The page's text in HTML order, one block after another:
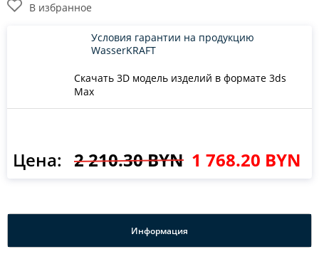
В избранное
Скачать 3D модель изделий в формате 3ds
Max
Условия гарантии на продукцию
WasserKRAFT
Цена: 2 210.30 BYN 1 768.20 BYN
Информация